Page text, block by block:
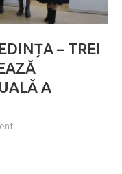
– TREI
A